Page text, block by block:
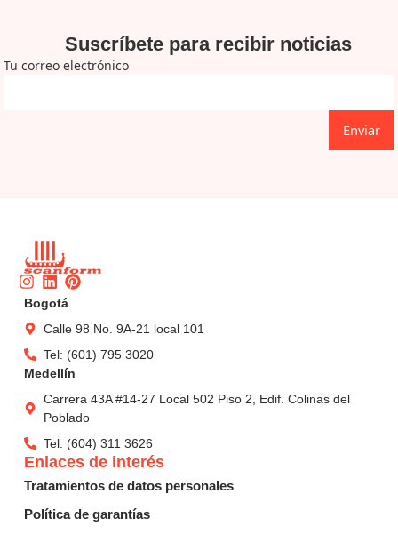
Suscríbete para recibir noticias
Tu correo electrónico
Enviar
Instagram
Linkedin
Pinterest
Bogotá
Calle 98 No. 9A-21 local 101
Tel: (601) 795 3020
Medellín
Carrera 43A #14-27 Local 502 Piso 2, Edif. Colinas del
Poblado
Tel: (604) 311 3626
Enlaces de interés
Tratamientos de datos personales
Política de garantías